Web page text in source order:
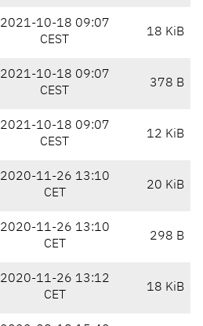
2021-10-18 09:07
CEST
18 KiB
2021-10-18 09:07
CEST
378 B
2021-10-18 09:07
CEST
12 KiB
2020-11-26 13:10
CET
20 KiB
2020-11-26 13:10
CET
298 B
2020-11-26 13:12
CET
18 KiB